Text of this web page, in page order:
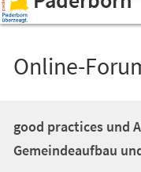
öffnen.
Online-
good practices und
Gemeindeaufbau